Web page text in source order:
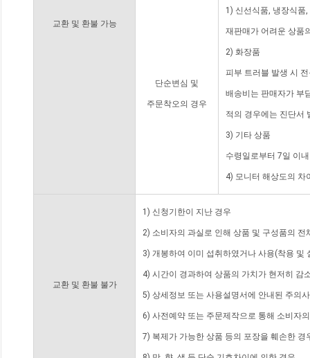
교환 및 환불 가능
단순변심 및
주문착오의 경우
1) 신선식품, 냉장식품
재판매가 어려운 상품
2) 화장품
피부 트러블 발생 시
배송비는 판매자가 부
적의 경우에는 진단서
3) 기타 상품
수령일로부터 7일 이
4) 모니터 해상도의 차
교환 및 환불 불가
1) 신청기한이 지난 경우
2) 소비자의 과실로 인해 상품 및 구성품의
3) 개봉하여 이미 섭취하였거나 사용(착용 및
4) 시간이 경과하여 상품의 가치가 현저히 감
5) 상세정보 또는 사용설명서에 안내된 주의
6) 사전예약 또는 주문제작으로 통해 소비자
7) 복제가 가능한 상품 등의 포장을 훼손한 경